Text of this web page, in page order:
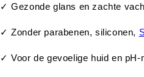
✓ Gezonde glans en zachte
✓ Zonder parabenen, siliconen,
✓ Voor de gevoelige huid en pH-